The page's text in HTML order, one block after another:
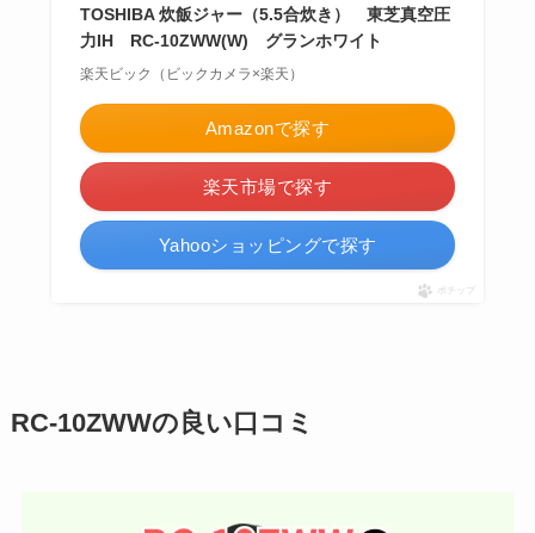
TOSHIBA 炊飯ジャー（5.5合炊き） 東芝真空圧
力IH RC-10ZWW(W) グランホワイト
楽天ビック（ビックカメラ×楽天）
Amazonで探す
楽天市場で探す
Yahooショッピングで探す
ポチップ
RC-10ZWWの良い口コミ